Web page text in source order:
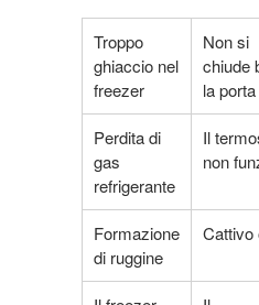
Troppo
ghiaccio nel
freezer
Non si
chiude
la porta
Perdita di
gas
refrigerante
Il
non
Formazione
di ruggine
Cattivo